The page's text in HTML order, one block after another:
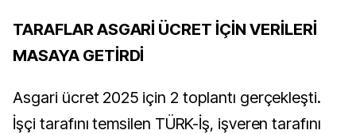
TARAFLAR ASGARİ ÜCRET İÇİN VERİLERİ
MASAYA GETİRDİ
Asgari ücret 2025 için 2 toplantı gerçekleşti.
İşçi tarafını temsilen TÜRK-İş, işveren tarafını